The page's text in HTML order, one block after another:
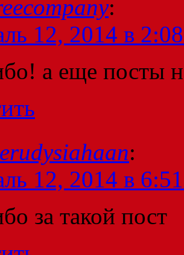
:
12, 2014 в
а еще посты
:
12, 2014 в
за такой пост